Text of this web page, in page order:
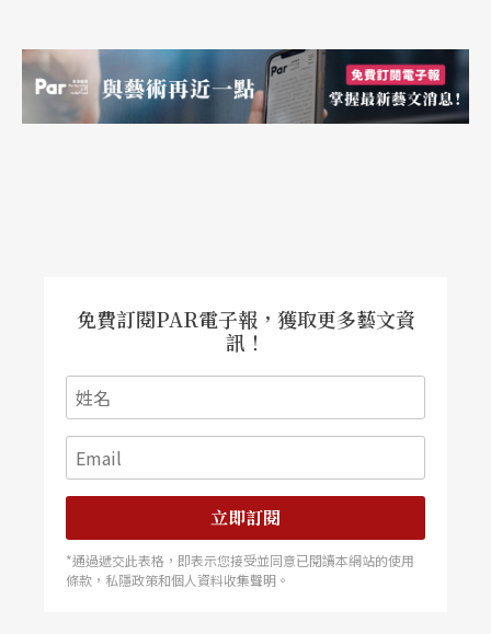
免費訂閱PAR電子報，獲取更多藝文資
訊！
立即訂閱
*通過遞交此表格，即表示您接受並同意已閱讀本網站的使用
條款，私隱政策和個人資料收集聲明。